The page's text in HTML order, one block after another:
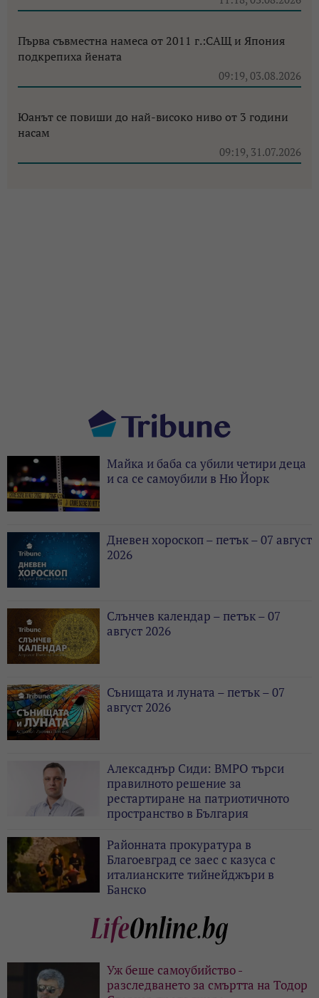
Първа съвместна намеса от 2011 г.:САЩ и Япония
подкрепиха йената
09:19, 03.08.2026
Юанът се повиши до най-високо ниво от 3 години
насам
09:19, 31.07.2026
Майка и баба са убили четири деца
и са се самоубили в Ню Йорк
Дневен хороскоп – петък – 07 август
2026
Слънчев календар – петък – 07
август 2026
Сънищата и луната – петък – 07
август 2026
Алексаднър Сиди: ВМРО търси
правилното решение за
рестартиране на патриотичното
пространство в България
Районната прокуратура в
Благоевград се заес с казуса с
италианските тийнейджъри в
Банско
Уж беше самоубийство -
разследването за смъртта на Тодор